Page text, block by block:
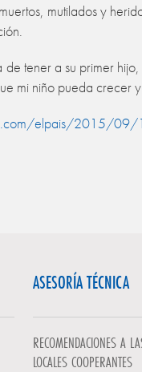
muertos, mutilados y
de tener a su primer
mi niño pueda crecer
elpais/2015/09/
ASESORÍA TÉCNICA
RECOMENDACIONES A
LOCALES COOPERANTES